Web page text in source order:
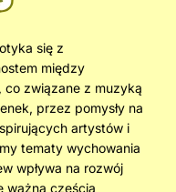
się z
między
co związane z muzyką
przez pomysły na
artystów i
tematy wychowania
wpływa na rozwój
ważną częścią